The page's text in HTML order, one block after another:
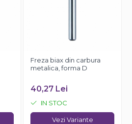
Freza biax din carbura
metalica, forma D
40,27 Lei
IN STOC
Vezi Variante